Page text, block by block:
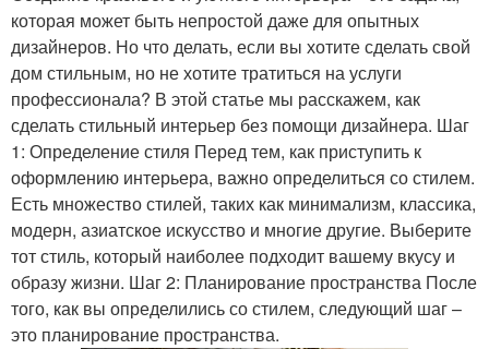
которая может быть непростой даже для опытных
дизайнеров. Но что делать, если вы хотите сделать свой
дом стильным, но не хотите тратиться на услуги
профессионала? В этой статье мы расскажем, как
сделать стильный интерьер без помощи дизайнера. Шаг
1: Определение стиля Перед тем, как приступить к
оформлению интерьера, важно определиться со стилем.
Есть множество стилей, таких как минимализм, классика,
модерн, азиатское искусство и многие другие. Выберите
тот стиль, который наиболее подходит вашему вкусу и
образу жизни. Шаг 2: Планирование пространства После
того, как вы определились со стилем, следующий шаг –
это планирование пространства.